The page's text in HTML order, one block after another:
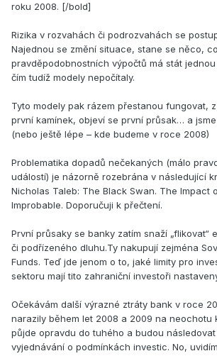
roku 2008. [/bold]
Rizika v rozvahách či podrozvahách se
Najednou se změní situace, stane se něco,
pravděpodobnostních výpočtů má stát
čím tudíž modely nepočítaly.
Tyto modely pak rázem přestanou fungovat,
první kamínek, objeví se první průsak… a
(nebo ještě lépe – kde budeme v roce 2008)
Problematika dopadů nečekaných (málo
událostí) je názorně rozebrána v následující
Nicholas Taleb: The Black Swan. The Impact
Improbable. Doporučuji k přečtení.
První průsaky se banky zatím snaží „flikovat“
či podřízeného dluhu.Ty nakupují zejména
Funds. Teď jde jenom o to, jaké limity pro
sektoru mají tito zahraniční investoři
Očekávám další výrazné ztráty bank v roce
narazily během let 2008 a 2009 na neochotu
půjde opravdu do tuhého a budou
vyjednávání o podmínkách investic. No,